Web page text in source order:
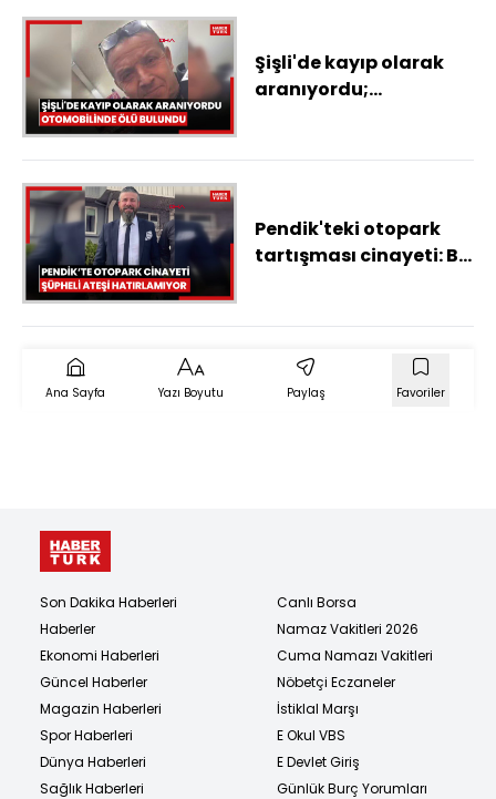
Şişli'de kayıp olarak
aranıyordu;
Pendik'teki otopark
tartışması cinayeti: Bir
hatırlamıyorum
Ana Sayfa Yazı Boyutu Paylaş Favoriler
Son Dakika Haberleri
Haberler
Ekonomi Haberleri
Güncel Haberler
Magazin Haberleri
Spor Haberleri
Dünya Haberleri
Sağlık Haberleri
Canlı Borsa
Namaz Vakitleri 2026
Cuma Namazı Vakitleri
Nöbetçi Eczaneler
İstiklal Marşı
E Okul VBS
E Devlet Giriş
Günlük Burç Yorumları